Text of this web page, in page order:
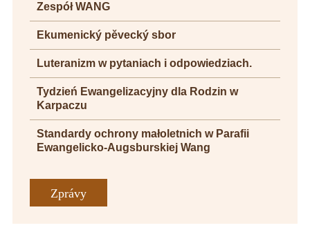
Zespół WANG
Ekumenický pěvecký sbor
Luteranizm w pytaniach i odpowiedziach.
Tydzień Ewangelizacyjny dla Rodzin w
Karpaczu
Standardy ochrony małoletnich w Parafii
Ewangelicko-Augsburskiej Wang
Zprávy